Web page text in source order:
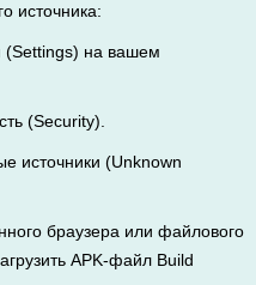
источника:
(Settings) на вашем
(Security).
источники (Unknown
браузера или файлового
APK-файл Build